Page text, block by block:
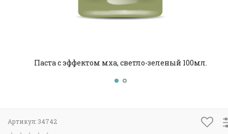
Паста с эффектом мха, светло-зеленый 100мл.
Артикул: 34742